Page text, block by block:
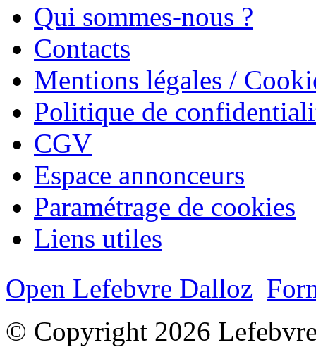
Qui sommes-nous ?
Contacts
Mentions légales /
Politique de
CGV
Espace annonceurs
Paramétrage de cookies
Liens utiles
Open Lefebvre Dalloz
© Copyright 2026